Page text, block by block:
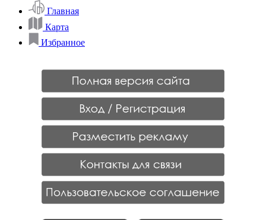
Главная
Карта
Избранное